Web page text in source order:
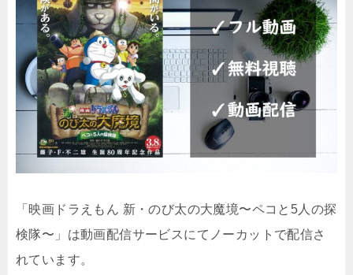
「映画ドラえもん 新・のび太の大魔境〜ペコと5人の探
検隊〜」は動画配信サービスにてノーカットで配信さ
れています。